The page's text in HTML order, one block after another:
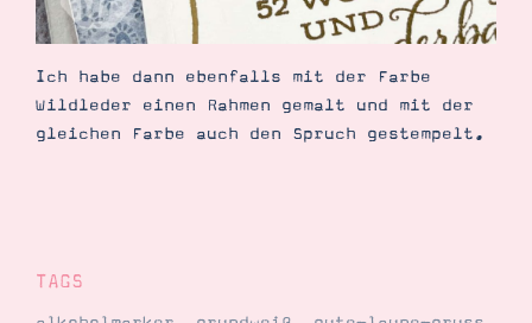
Ich habe dann ebenfalls mit der Farbe
Wildleder einen Rahmen gemalt und mit der
gleichen Farbe auch den Spruch gestempelt.
TAGS